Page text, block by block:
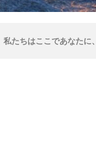
私たちはここであなたに、